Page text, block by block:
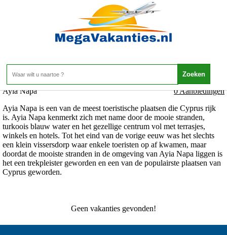
Home>
Ayia Napa
0 Aanbiedingen
Ayia Napa is een van de meest toeristische plaatsen die Cyprus rijk
is. Ayia Napa kenmerkt zich met name door de mooie stranden,
turkoois blauw water en het gezellige centrum vol met terrasjes,
winkels en hotels. Tot het eind van de vorige eeuw was het slechts
een klein vissersdorp waar enkele toeristen op af kwamen, maar
doordat de mooiste stranden in de omgeving van Ayia Napa liggen is
het een trekpleister geworden en een van de populairste plaatsen van
Cyprus geworden.
Geen vakanties gevonden!